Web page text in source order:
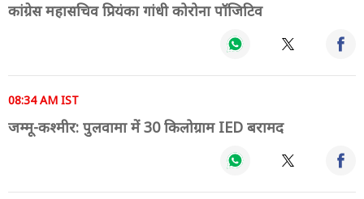
कांग्रेस महासचिव प्रियंका गांधी कोरोना पॉजिटिव
08:34 AM IST
जम्मू-कश्मीर: पुलवामा में 30 किलोग्राम IED बरामद